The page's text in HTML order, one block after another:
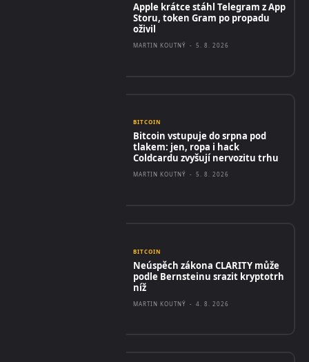
Apple krátce stáhl Telegram z App
Storu, token Gram po propadu
oživil
MARTIN KOUTNÝ - 5. 8. 2026
BITCOIN
Bitcoin vstupuje do srpna pod
tlakem: jen, ropa i hack
Coldcardu zvyšují nervozitu trhu
MARTIN KOUTNÝ - 5. 8. 2026
BITCOIN
Neúspěch zákona CLARITY může
podle Bernsteinu srazit kryptotrh
níž
MARTIN KOUTNÝ - 4. 8. 2026